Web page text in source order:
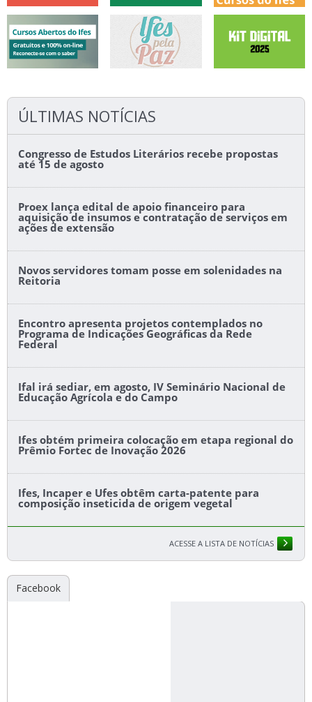
ÚLTIMAS NOTÍCIAS
Congresso de Estudos Literários recebe propostas
até 15 de agosto
Proex lança edital de apoio financeiro para
aquisição de insumos e contratação de serviços em
ações de extensão
Novos servidores tomam posse em solenidades na
Reitoria
Encontro apresenta projetos contemplados no
Programa de Indicações Geográficas da Rede
Federal
Ifal irá sediar, em agosto, IV Seminário Nacional de
Educação Agrícola e do Campo
Ifes obtém primeira colocação em etapa regional do
Prêmio Fortec de Inovação 2026
Ifes, Incaper e Ufes obtêm carta-patente para
composição inseticida de origem vegetal
ACESSE A LISTA DE NOTÍCIAS
Facebook